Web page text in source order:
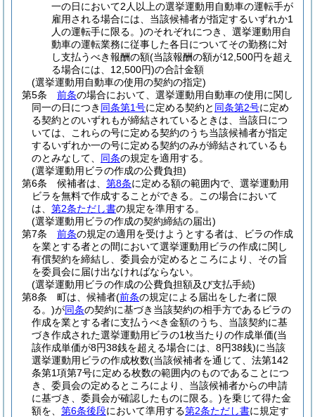
一の日において2人以上の選挙運動用自動車の運転手が
雇用される場合には、当該候補者が指定するいずれか1
人の運転手に限る。)のそれぞれにつき、選挙運動用自
動車の運転業務に従事した各日についてその勤務に対
し支払うべき報酬の額(当該報酬の額が12,500円を超え
る場合には、12,500円)の合計金額
(選挙運動用自動車の使用の契約の指定)
第5条
前条の場合において、選挙運動用自動車の使用に関し
同一の日につき 同条第1号に定める契約と 同条第2号に定め
る契約とのいずれもが締結されているときは、当該日につ
いては、これらの号に定める契約のうち当該候補者が指定
するいずれか一の号に定める契約のみが締結されているも
のとみなして、 同条の規定を適用する。
(選挙運動用ビラの作成の公費負担)
第6条
候補者は、 第8条に定める額の範囲内で、選挙運動用
ビラを無料で作成することができる。
この場合において
は、 第2条ただし書の規定を準用する。
(選挙運動用ビラの作成の契約締結の届出)
第7条
前条の規定の適用を受けようとする者は、ビラの作成
を業とする者との間において選挙運動用ビラの作成に関し
有償契約を締結し、委員会が定めるところにより、その旨
を委員会に届け出なければならない。
(選挙運動用ビラの作成の公費負担額及び支払手続)
第8条
町は、候補者(前条の規定による届出をした者に限
る。)が同条の契約に基づき当該契約の相手方であるビラの
作成を業とする者に支払うべき金額のうち、当該契約に基
づき作成された選挙運動用ビラの1枚当たりの作成単価(当
該作成単価が8円38銭を超える場合には、8円38銭)に当該
選挙運動用ビラの作成枚数(当該候補者を通じて、法第142
条第1項第7号に定める枚数の範囲内のものであることにつ
き、委員会の定めるところにより、当該候補者からの申請
に基づき、委員会が確認したものに限る。)を乗じて得た金
額を、 第6条後段において準用する第2条ただし書に規定す